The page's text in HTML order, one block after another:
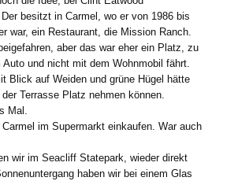
besitzt in Carmel, wo er von 1986 bis
war, ein Restaurant, die Mission Ranch.
aber das war eher ein Platz, zu
und nicht mit dem Wohnmobil fährt.
Blick auf Weiden und grüne Hügel hätte
Terrasse Platz nehmen können.
Mal.
Carmel im Supermarkt einkaufen. War auch
wir im Seacliff Statepark, wieder direkt
haben wir bei einem Glas